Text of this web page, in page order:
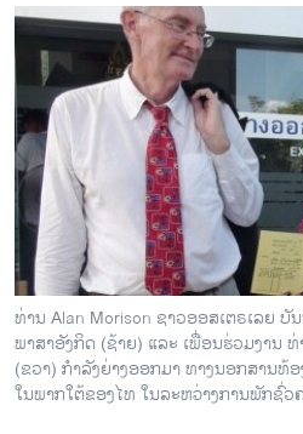
ເອເຊຍ
ອິດສະຫຼະພາບດ້ານການຂ່າວ
ຊີວິດຊາວລາວ
ຊຸມຊົນຊາວລາວ
ວິທະຍາສາດ-ເທັກໂນໂລຈີ
ທຸລະກິດ
ພາສາອັງກິດ
ວີດີໂອ
ສຽງ
ທ່ານ Alan Morison ຊາວອອສເຕຣເລຍ ບັ
ພາສາອັງກິດ (ຊ້າຍ) ແລະ ເພື່ອນຮ່ວມງານ
(ຂວາ) ກຳລັງຍ່າງອອກມາ ທາງນອກສານທ້
ໃນພາກໃຕ້ຂອງໄທ ໃນລະຫວ່າງການພັກຊົ່ວ